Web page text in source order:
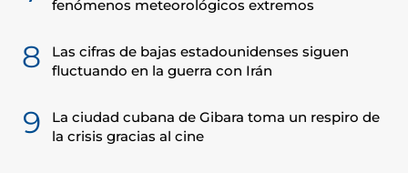
fenómenos meteorológicos extremos
8
Las cifras de bajas estadounidenses siguen
fluctuando en la guerra con Irán
9
La ciudad cubana de Gibara toma un respiro de
la crisis gracias al cine